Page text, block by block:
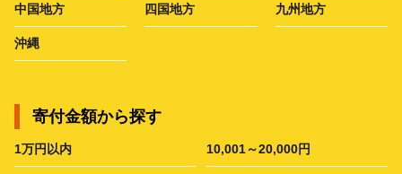
中国地方 四国地方 九州地方
沖縄
寄付金額から探す
1万円以内 10,001～20,000円